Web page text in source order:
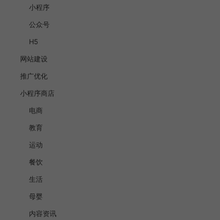
小程序
公众号
H5
网站建设
推广优化
小程序商店
电商
教育
运动
餐饮
生活
母婴
内容资讯